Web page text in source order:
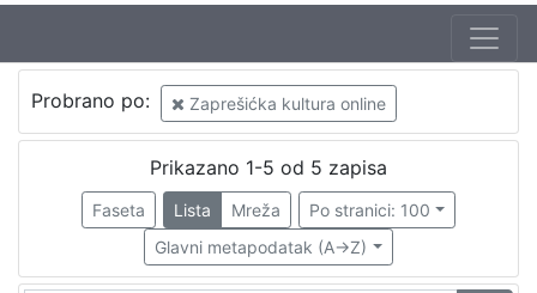
Autor
Bartolić, Marija
Šolc, Vlasta
1
2
Probrano po: Zaprešićka kultura online
Prikazano 1-5 od 5 zapisa
Faseta Lista Mreža
Po stranici: 100
Glavni metapodatak (A->Z)